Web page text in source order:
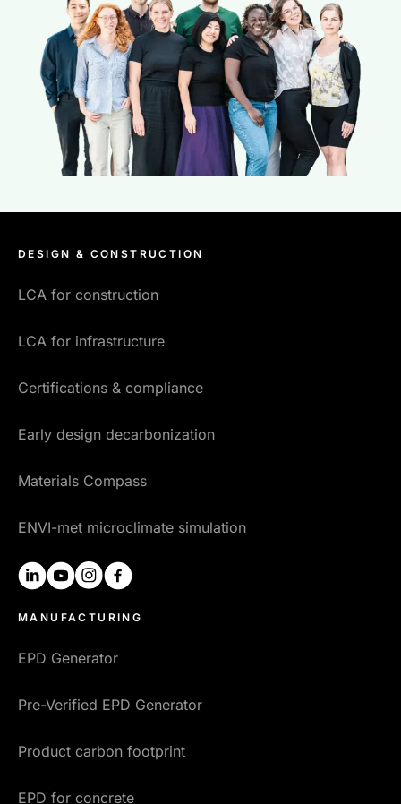
résultats de l'ACV sont regroupés dans les
modules A à D du cycle de vie.
DESIGN & CONSTRUCTION
LCA for construction
LCA for infrastructure
Certifications & compliance
Early design decarbonization
Materials Compass
ENVI-met microclimate simulation
linkedinyoutubeinstagram
MANUFACTURING
EPD Generator
Pre-Verified EPD Generator
Product carbon footprint
EPD for concrete